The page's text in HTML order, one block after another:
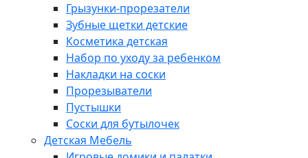
Грызунки-прорезатели
Зубные щетки детские
Косметика детская
Набор по уходу за ребенком
Накладки на соски
Прорезыватели
Пустышки
Соски для бутылочек
Детская Мебель